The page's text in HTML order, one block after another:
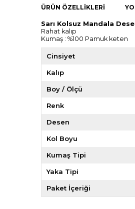
ÜRÜN ÖZELLIKLERI
Sarı Kolsuz Mandala
Rahat kalıp
Kumaş : %100 Pamuk keten
Cinsiyet
Kalıp
Boy / Ölçü
Renk
Desen
Kol Boyu
Kumaş Tipi
Yaka Tipi
Paket İçeriği